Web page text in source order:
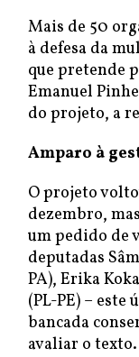
Mais de 50
à defesa da
que pretende
Emanuel
do projeto, a
Amparo à
O projeto
dezembro,
um pedido de
deputadas
PA), Erika
(PL-PE) –
bancada
avaliar o texto.